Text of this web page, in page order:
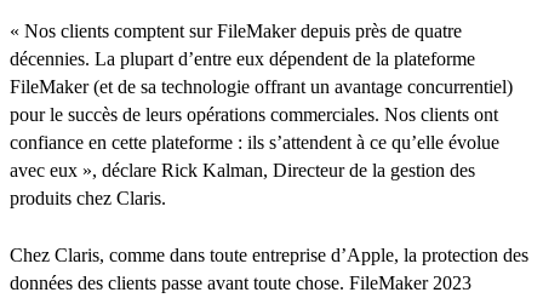
« Nos clients comptent sur FileMaker depuis près de quatre
décennies. La plupart d’entre eux dépendent de la plateforme
FileMaker (et de sa technologie offrant un avantage concurrentiel)
pour le succès de leurs opérations commerciales. Nos clients ont
confiance en cette plateforme : ils s’attendent à ce qu’elle évolue
avec eux », déclare Rick Kalman, Directeur de la gestion des
produits chez Claris.
Chez Claris, comme dans toute entreprise d’Apple, la protection des
données des clients passe avant toute chose. FileMaker 2023